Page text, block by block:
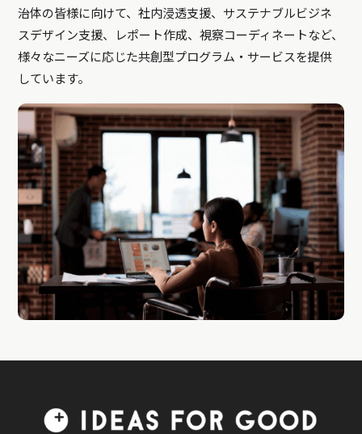
治体の皆様に向けて、社内浸透支援、サステナブルビジネ
スデザイン支援、レポート作成、視察コーディネートなど、
様々なニーズに応じた共創型プログラム・サービスを提供
しています。